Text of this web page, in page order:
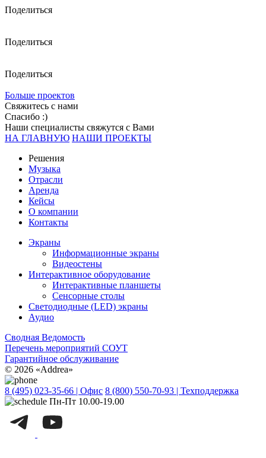
Поделиться
Поделиться
Поделиться
Больше проектов
Свяжитесь с нами
Спасибо :)
Наши специалисты свяжутся с Вами
НА ГЛАВНУЮ НАШИ ПРОЕКТЫ
Решения
Музыка
Отрасли
Аренда
Кейсы
О компании
Контакты
Экраны
Информационные экраны
Видеостены
Интерактивное оборудование
Интерактивные планшеты
Сенсорные столы
Светодиодные (LED) экраны
Аудио
Сводная Ведомость
Перечень мероприятий СОУТ
Гарантийное обслуживание
© 2026 «Addrea»
8 (495) 023-35-66 | Офис 8 (800) 550-70-93 | Техподдержка
Пн-Пт 10.00-19.00